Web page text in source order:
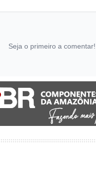
Seja o primeiro a comentar!